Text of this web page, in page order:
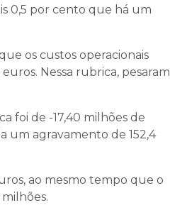
0,5 por cento que há um
os custos operacionais
Nessa rubrica, pesaram
foi de -17,40 milhões de
um agravamento de 152,4
ao mesmo tempo que o